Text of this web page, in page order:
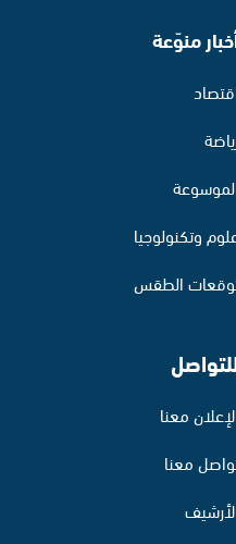
منوّعة
وتكنولوجيا
الطقس
معنا
معنا